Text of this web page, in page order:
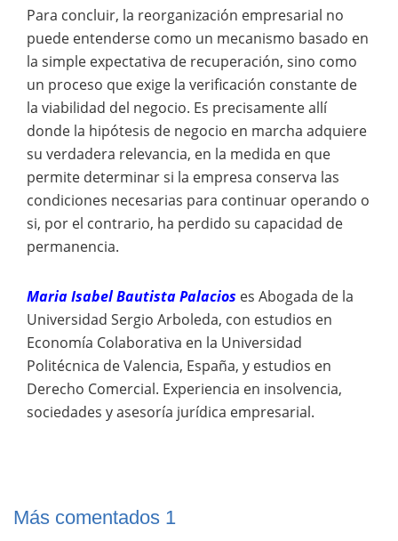
Para concluir, la reorganización empresarial no
puede entenderse como un mecanismo basado en
la simple expectativa de recuperación, sino como
un proceso que exige la verificación constante de
la viabilidad del negocio. Es precisamente allí
donde la hipótesis de negocio en marcha adquiere
su verdadera relevancia, en la medida en que
permite determinar si la empresa conserva las
condiciones necesarias para continuar operando o
si, por el contrario, ha perdido su capacidad de
permanencia.
Maria Isabel Bautista Palacios es Abogada de la
Universidad Sergio Arboleda, con estudios en
Economía Colaborativa en la Universidad
Politécnica de Valencia, España, y estudios en
Derecho Comercial. Experiencia en insolvencia,
sociedades y asesoría jurídica empresarial.
Más comentados 1